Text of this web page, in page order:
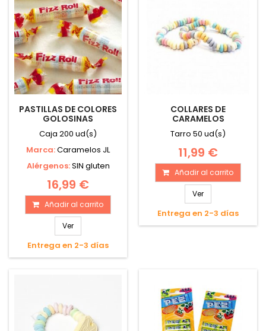
PASTILLAS DE COLORES
GOLOSINAS
Caja 200 ud(s)
Marca:Caramelos JL
Alérgenos:SIN gluten
16,99 €
Añadir al carrito
Ver
Entrega en 2-3 días
COLLARES DE
CARAMELOS
Tarro 50 ud(s)
11,99 €
Añadir al carrito
Ver
Entrega en 2-3 días